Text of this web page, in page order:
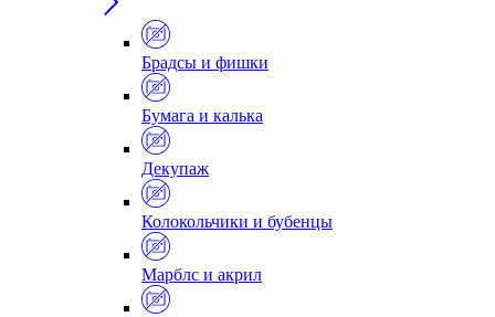
Брадсы и фишки
Бумага и калька
Декупаж
Колокольчики и бубенцы
Марблс и акрил